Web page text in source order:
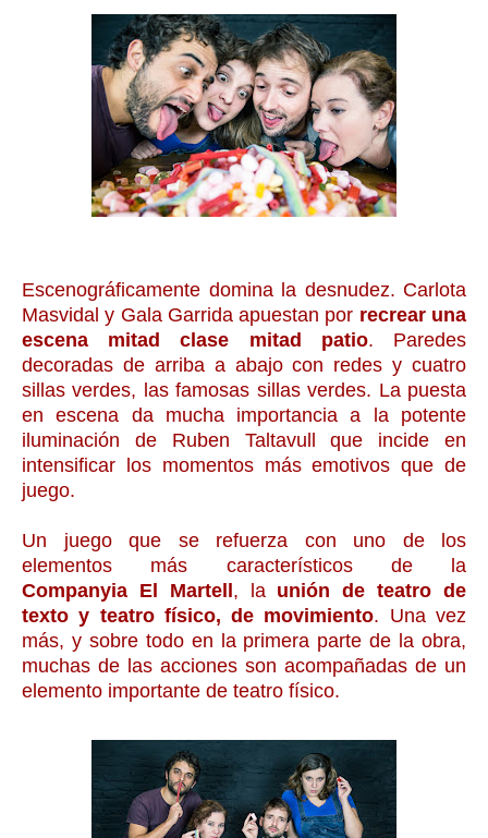
Escenográficamente domina la desnudez. Carlota
Masvidal y Gala Garrida apuestan por recrear una
escena mitad clase mitad patio. Paredes
decoradas de arriba a abajo con redes y cuatro
sillas verdes, las famosas sillas verdes. La puesta
en escena da mucha importancia a la potente
iluminación de Ruben Taltavull que incide en
intensificar los momentos más emotivos que de
juego.
Un juego que se refuerza con uno de los
elementos más característicos de la
Companyia El Martell , la unión de teatro de
texto y teatro físico, de movimiento. Una vez
más, y sobre todo en la primera parte de la obra,
muchas de las acciones son acompañadas de un
elemento importante de teatro físico.